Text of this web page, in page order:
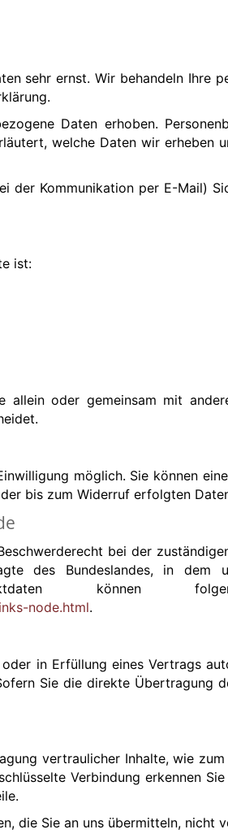
sehr ernst. Wir behandeln Ihre
Daten erhoben.
welche Daten wir erheben
Kommunikation per E-Mail)
ist:
oder gemeinsam mit
möglich. Sie können
bis zum Widerruf erfolgten
bei der
des Bundeslandes, in
können
node.html.
in Erfüllung eines Vertrags
Sie die direkte Übertragung
vertraulicher Inhalte, wie
Verbindung erkennen
die Sie an uns übermitteln, nicht